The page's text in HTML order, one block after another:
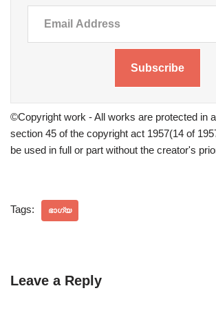
Subscribe
©Copyright work - All works are protected in
section 45 of the copyright act 1957(14 of
be used in full or part without the creator's
Tags: ഭാഗ്യ
Leave a Reply